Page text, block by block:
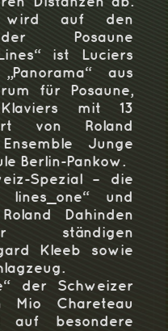
wird auf den
der Posaune
ist Luciers
aus
für Posaune,
mit 13
von Roland
Junge
Berlin-Pankow.
Spezial – die
lines_one“ und
Dahinden
ständigen
Kleeb sowie
der Schweizer
Mio Chareteau
auf besondere